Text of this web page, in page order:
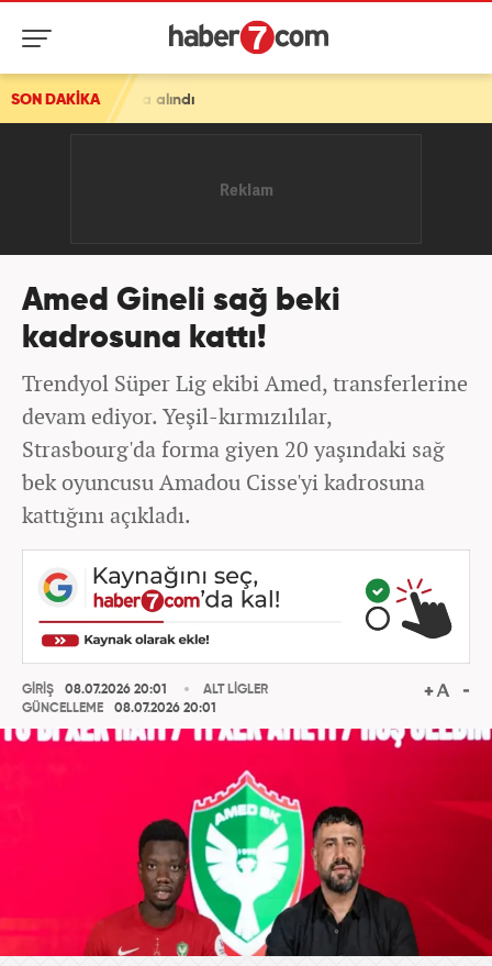
SON DAKİKA
alındı
Amed Gineli sağ beki
kadrosuna kattı!
Trendyol Süper Lig ekibi Amed, transferlerine
devam ediyor. Yeşil-kırmızılılar,
Strasbourg'da forma giyen 20 yaşındaki sağ
bek oyuncusu Amadou Cisse'yi kadrosuna
kattığını açıkladı.
GİRİŞ
08.07.2026 20:01
GÜNCELLEME
08.07.2026 20:01
ALT LİGLER